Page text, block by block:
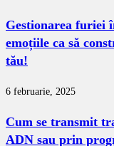
Gestionarea furiei
emoțiile ca să
tău!
6 februarie, 2025
Cum se transmit
ADN sau prin